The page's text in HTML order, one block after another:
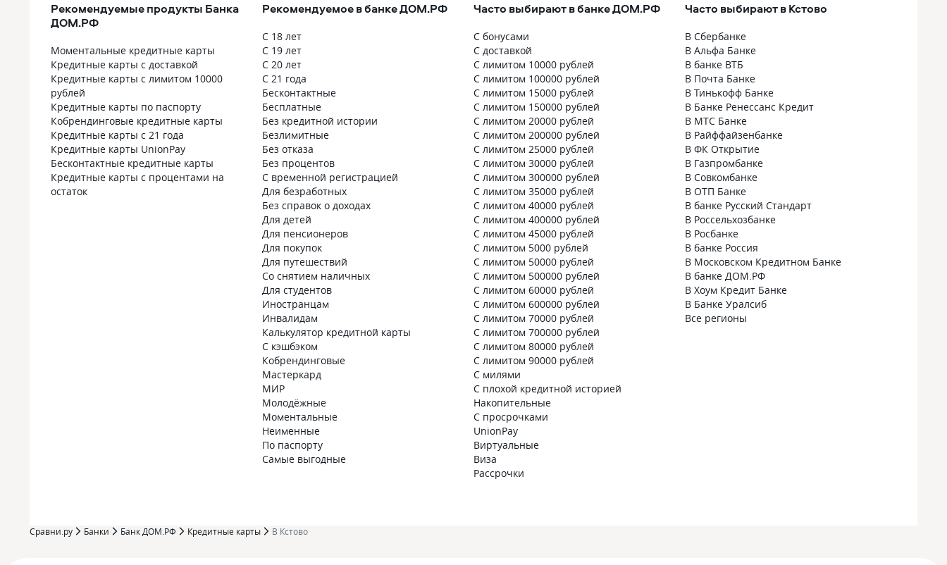
Рекомендуемые продукты Банка
ДОМ.РФ
Моментальные кредитные карты
Кредитные карты с доставкой
Кредитные карты с лимитом 10000
рублей
Кредитные карты по паспорту
Кобрендинговые кредитные карты
Кредитные карты с 21 года
Кредитные карты UnionPay
Бесконтактные кредитные карты
Кредитные карты с процентами на
остаток
Рекомендуемое в банке ДОМ.РФ
С 18 лет
С 19 лет
С 20 лет
С 21 года
Бесконтактные
Бесплатные
Без кредитной истории
Безлимитные
Без отказа
Без процентов
С временной регистрацией
Для безработных
Без справок о доходах
Для детей
Для пенсионеров
Для покупок
Для путешествий
Со снятием наличных
Для студентов
Иностранцам
Инвалидам
Калькулятор кредитной карты
С кэшбэком
Кобрендинговые
Мастеркард
МИР
Молодёжные
Моментальные
Неименные
По паспорту
Самые выгодные
Часто выбирают в банке ДОМ.РФ
С бонусами
С доставкой
С лимитом 10000 рублей
С лимитом 100000 рублей
С лимитом 15000 рублей
С лимитом 150000 рублей
С лимитом 20000 рублей
С лимитом 200000 рублей
С лимитом 25000 рублей
С лимитом 30000 рублей
С лимитом 300000 рублей
С лимитом 35000 рублей
С лимитом 40000 рублей
С лимитом 400000 рублей
С лимитом 45000 рублей
С лимитом 5000 рублей
С лимитом 50000 рублей
С лимитом 500000 рублей
С лимитом 60000 рублей
С лимитом 600000 рублей
С лимитом 70000 рублей
С лимитом 700000 рублей
С лимитом 80000 рублей
С лимитом 90000 рублей
С милями
С плохой кредитной историей
Накопительные
С просрочками
UnionPay
Виртуальные
Виза
Рассрочки
Часто выбирают в Кстово
В Сбербанке
В Альфа Банке
В банке ВТБ
В Почта Банке
В Тинькофф Банке
В Банке Ренессанс Кредит
В МТС Банке
В Райффайзенбанке
В ФК Открытие
В Газпромбанке
В Совкомбанке
В ОТП Банке
В банке Русский Стандарт
В Россельхозбанке
В Росбанке
В банке Россия
В Московском Кредитном Банке
В банке ДОМ.РФ
В Хоум Кредит Банке
В Банке Уралсиб
Все регионы
Сравни.ру Банки Банк ДОМ.РФ Кредитные карты В Кстово